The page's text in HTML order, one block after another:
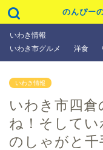
のんぴー
いわき情報
いわき市グルメ
洋食
いわき情報
いわき市四倉
ね！そしてい
のしゃがと千